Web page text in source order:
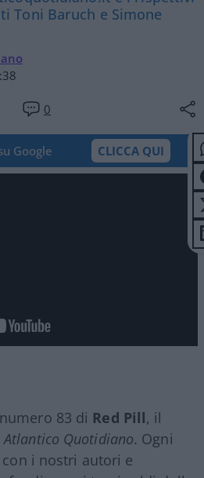
Toni Baruch e Simone
0
Google CLICCA QUI
83 di Red Pill, il
Atlantico Quotidiano. Ogni
i nostri autori e